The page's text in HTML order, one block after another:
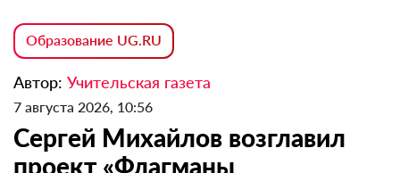
Образование UG.RU
Автор: Учительская газета
7 августа 2026, 10:56
Сергей Михайлов возглавил
проект «Флагманы